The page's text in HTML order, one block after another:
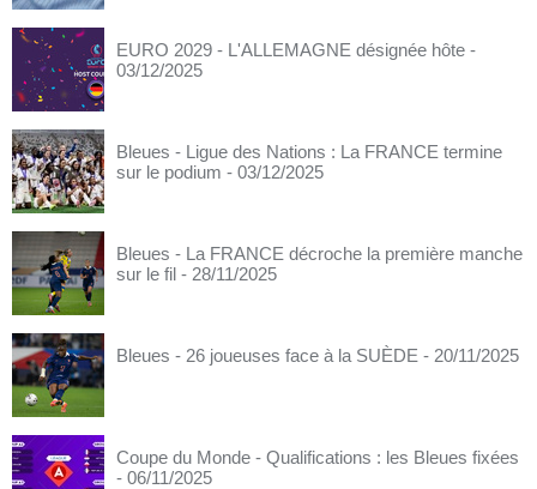
EURO 2029 - L'ALLEMAGNE désignée hôte -
03/12/2025
Bleues - Ligue des Nations : La FRANCE termine
sur le podium - 03/12/2025
Bleues - La FRANCE décroche la première manche
sur le fil - 28/11/2025
Bleues - 26 joueuses face à la SUÈDE - 20/11/2025
Coupe du Monde - Qualifications : les Bleues fixées
- 06/11/2025